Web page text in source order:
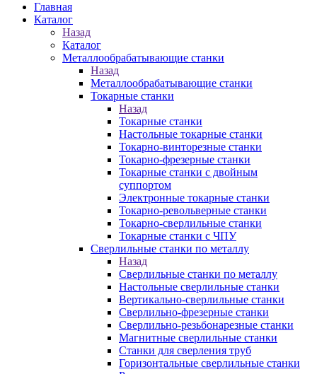
Главная
Каталог
Назад
Каталог
Металлообрабатывающие станки
Назад
Металлообрабатывающие станки
Токарные станки
Назад
Токарные станки
Настольные токарные станки
Токарно-винторезные станки
Токарно-фрезерные станки
Токарные станки с двойным
суппортом
Электронные токарные станки
Токарно-револьверные станки
Токарно-сверлильные станки
Токарные станки с ЧПУ
Сверлильные станки по металлу
Назад
Сверлильные станки по металлу
Настольные сверлильные станки
Вертикально-сверлильные станки
Сверлильно-фрезерные станки
Сверлильно-резьбонарезные станки
Магнитные сверлильные станки
Станки для сверления труб
Горизонтальные сверлильные станки